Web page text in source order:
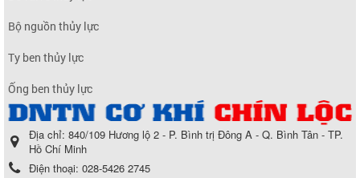
Bộ nguồn thủy lực
Ty ben thủy lực
Ống ben thủy lực
Địa chỉ: 840/109 Hương lộ 2 - P. Bình trị Đông A - Q. Bình Tân - TP.
Hồ Chí Minh
Điện thoại: 028-5426 2745